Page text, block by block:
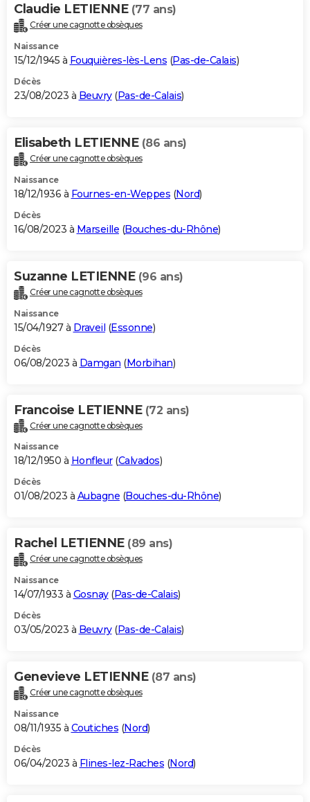
Claudie LETIENNE (77 ans)
Créer une cagnotte obsèques
Naissance
15/12/1945 à Fouquières-lès-Lens (Pas-de-Calais)
Décès
23/08/2023 à Beuvry(Pas-de-Calais)
Elisabeth LETIENNE (86 ans)
Créer une cagnotte obsèques
Naissance
18/12/1936 à Fournes-en-Weppes (Nord)
Décès
16/08/2023 à Marseille (Bouches-du-Rhône)
Suzanne LETIENNE (96 ans)
Créer une cagnotte obsèques
Naissance
15/04/1927 à Draveil (Essonne)
Décès
06/08/2023 à Damgan (Morbihan)
Francoise LETIENNE (72 ans)
Créer une cagnotte obsèques
Naissance
18/12/1950 à Honfleur(Calvados)
Décès
01/08/2023 à Aubagne (Bouches-du-Rhône)
Rachel LETIENNE (89 ans)
Créer une cagnotte obsèques
Naissance
14/07/1933 à Gosnay(Pas-de-Calais)
Décès
03/05/2023 à Beuvry(Pas-de-Calais)
Genevieve LETIENNE (87 ans)
Créer une cagnotte obsèques
Naissance
08/11/1935 à Coutiches (Nord)
Décès
06/04/2023 à Flines-lez-Raches (Nord)